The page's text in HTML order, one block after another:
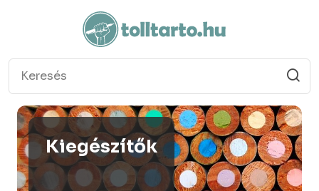
Kiegészítők